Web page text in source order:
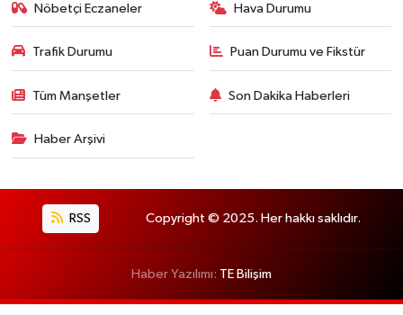
Nöbetçi Eczaneler Hava Durumu
Trafik Durumu Puan Durumu ve Fikstür
Tüm Manşetler Son Dakika Haberleri
Haber Arşivi
RSS Copyright © 2025. Her hakkı saklıdır.
Haber Yazılımı: TE Bilişim